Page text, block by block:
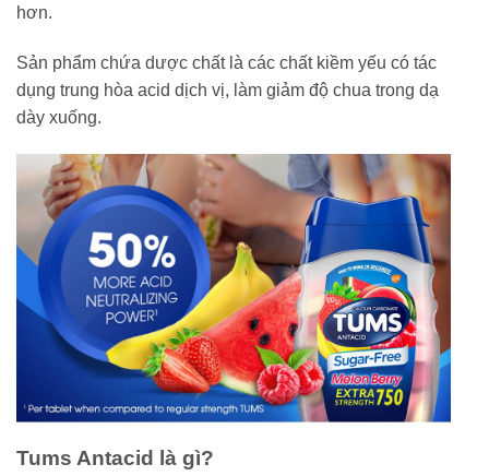
hơn.
Sản phẩm chứa dược chất là các chất kiềm yếu có tác
dụng trung hòa acid dịch vị, làm giảm độ chua trong dạ
dày xuống.
Tums Antacid là gì?